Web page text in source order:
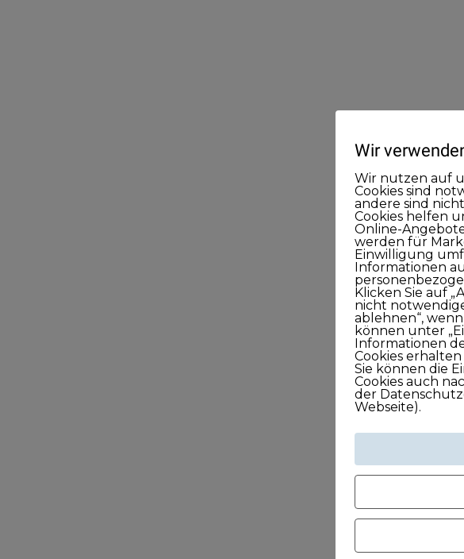
Wir
Wir nutzen auf
Cookies sind
andere sind
Cookies helfen
Online-
werden für
Einwilligung
Informationen
Klicken Sie auf
nicht
ablehnen“,
können unter
Informationen
Cookies
Sie können die
Cookies auch
der
Webseite).